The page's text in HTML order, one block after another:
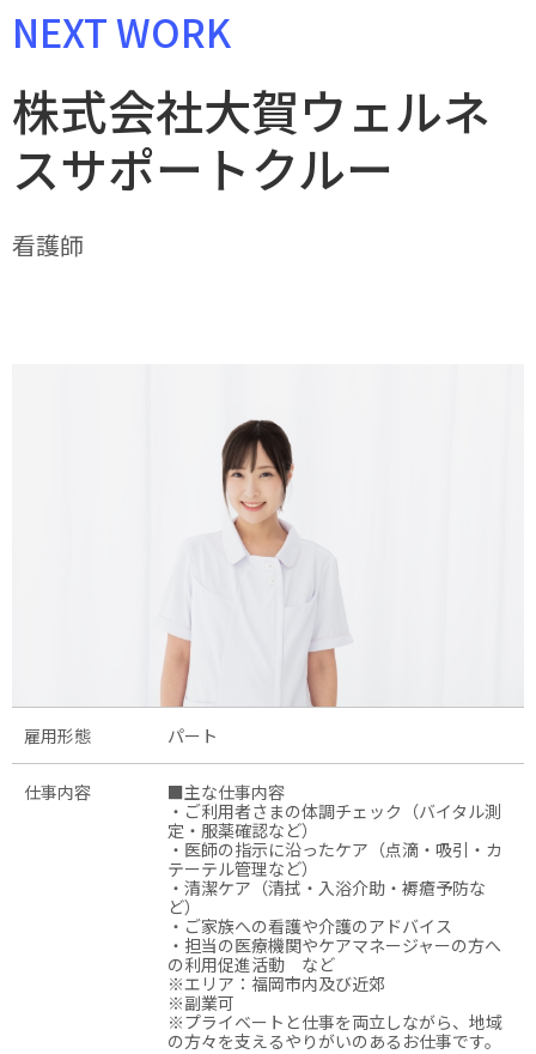
NEXT WORK
株式会社大賀ウェルネ
スサポートクルー
看護師
雇用形態 パート
仕事内容
■主な仕事内容
・ご利用者さまの体調チェック（バイタル測
定・服薬確認など）
・医師の指示に沿ったケア（点滴・吸引・カ
テーテル管理など）
・清潔ケア（清拭・入浴介助・褥瘡予防な
ど）
・ご家族への看護や介護のアドバイス
・担当の医療機関やケアマネージャーの方へ
の利用促進活動 など
※エリア：福岡市内及び近郊
※副業可
※プライベートと仕事を両立しながら、地域
の方々を支えるやりがいのあるお仕事です。